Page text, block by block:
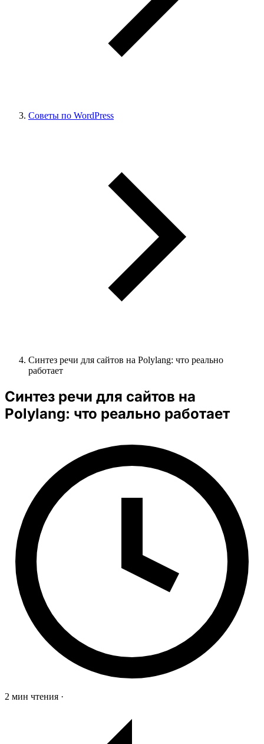
Советы по WordPress
Синтез речи для сайтов на Polylang: что реально
работает
Синтез речи для сайтов на
Polylang: что реально работает
2 мин чтения ·